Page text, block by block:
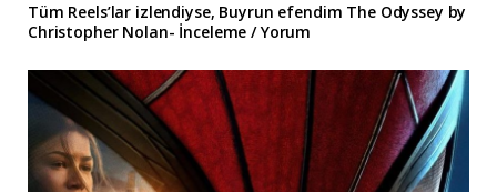
Tüm Reels’lar izlendiyse, Buyrun efendim The Odyssey by
Christopher Nolan- İnceleme / Yorum